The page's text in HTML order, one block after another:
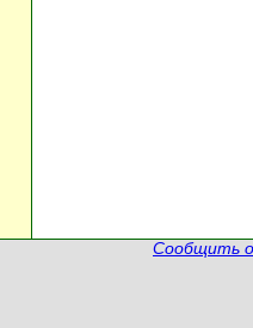
Сообщить о